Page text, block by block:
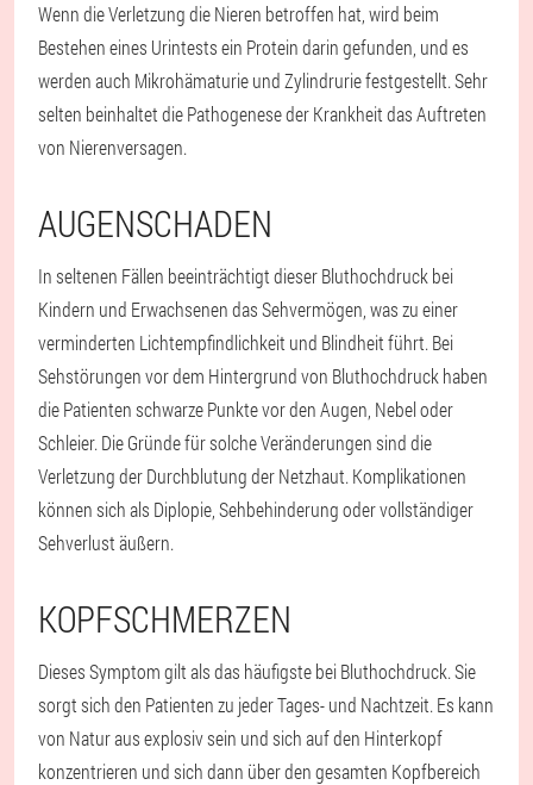
Wenn die Verletzung die Nieren betroffen hat, wird beim
Bestehen eines Urintests ein Protein darin gefunden, und es
werden auch Mikrohämaturie und Zylindrurie festgestellt. Sehr
selten beinhaltet die Pathogenese der Krankheit das Auftreten
von Nierenversagen.
AUGENSCHADEN
In seltenen Fällen beeinträchtigt dieser Bluthochdruck bei
Kindern und Erwachsenen das Sehvermögen, was zu einer
verminderten Lichtempfindlichkeit und Blindheit führt. Bei
Sehstörungen vor dem Hintergrund von Bluthochdruck haben
die Patienten schwarze Punkte vor den Augen, Nebel oder
Schleier. Die Gründe für solche Veränderungen sind die
Verletzung der Durchblutung der Netzhaut. Komplikationen
können sich als Diplopie, Sehbehinderung oder vollständiger
Sehverlust äußern.
KOPFSCHMERZEN
Dieses Symptom gilt als das häufigste bei Bluthochdruck. Sie
sorgt sich den Patienten zu jeder Tages- und Nachtzeit. Es kann
von Natur aus explosiv sein und sich auf den Hinterkopf
konzentrieren und sich dann über den gesamten Kopfbereich